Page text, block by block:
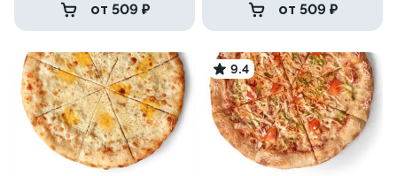
от 509 ₽ от 509 ₽
9.4